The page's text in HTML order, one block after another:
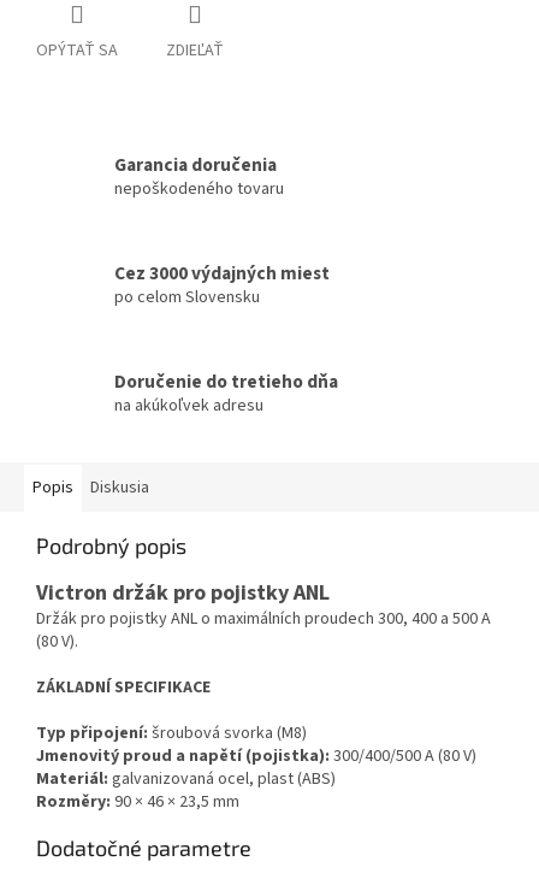
OPÝTAŤ SA ZDIEĽAŤ
Garancia doručenia
nepoškodeného tovaru
Cez 3000 výdajných miest
po celom Slovensku
Doručenie do tretieho dňa
na akúkoľvek adresu
Popis Diskusia
Podrobný popis
Victron držák pro pojistky ANL
Držák pro pojistky ANL o maximálních proudech 300, 400 a 500 A
(80 V).
ZÁKLADNÍ SPECIFIKACE
Typ připojení: šroubová svorka (M8)
Jmenovitý proud a napětí (pojistka): 300/400/500 A (80 V)
Materiál: galvanizovaná ocel, plast (ABS)
Rozměry: 90 × 46 × 23,5 mm
Dodatočné parametre